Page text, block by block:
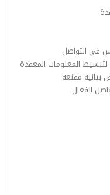
في التواصل
المعلومات المعقدة
بيانية مقنعة
الفعال